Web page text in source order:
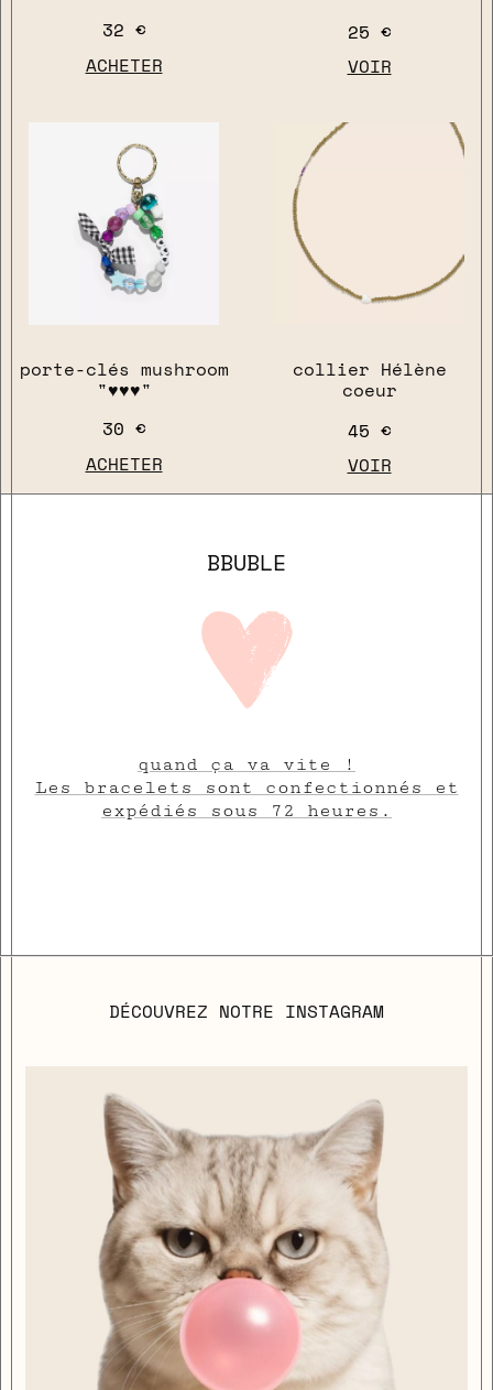
32 €
ACHETER
25 €
VOIR
porte-clés mushroom
"♥︎♥︎♥︎"
30 €
ACHETER
collier Hélène
coeur
45 €
VOIR
BBUBLE
quand ça va vite !
Les bracelets sont confectionnés et
expédiés sous 72 heures.
DÉCOUVREZ NOTRE INSTAGRAM